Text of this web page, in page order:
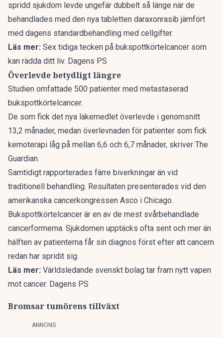
spridd sjukdom levde ungefär dubbelt så länge när de
behandlades med den nya tabletten daraxonrasib jämfört
med dagens standardbehandling med cellgifter.
Läs mer: Sex tidiga tecken på bukspottkörtelcancer som
kan rädda ditt liv. Dagens PS
Överlevde betydligt längre
Studien omfattade 500 patienter med metastaserad
bukspottkörtelcancer.
De som fick det nya läkemedlet överlevde i genomsnitt
13,2 månader, medan överlevnaden för patienter som fick
kemoterapi låg på mellan 6,6 och 6,7 månader, skriver The
Guardian.
Samtidigt rapporterades färre biverkningar än vid
traditionell behandling. Resultaten presenterades vid den
amerikanska cancerkongressen Asco i Chicago.
Bukspottkörtelcancer är en av de mest svårbehandlade
cancerformerna. Sjukdomen upptäcks ofta sent och mer än
hälften av patienterna får sin diagnos först efter att cancern
redan har spridit sig.
Läs mer: Världsledande svenskt bolag tar fram nytt vapen
mot cancer. Dagens PS
Bromsar tumörens tillväxt
ANNONS